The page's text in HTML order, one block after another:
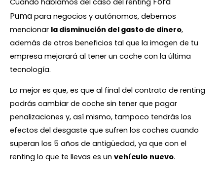
Cuando hablamos del caso del renting
Puma para negocios y autónomos, debemos
mencionar la disminución del gasto de dinero,
además de otros beneficios tal que la imagen de tu
empresa mejorará al tener un coche con la última
tecnología.
Lo mejor es que, es que al final del contrato de renting
podrás cambiar de coche sin tener que pagar
penalizaciones y, así mismo, tampoco tendrás los
efectos del desgaste que sufren los coches cuando
superan los 5 años de antigüedad, ya que con el
renting lo que te llevas es un vehículo nuevo.